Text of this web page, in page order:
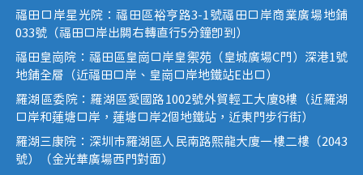
福田口岸星光院：福田區裕亨路3-1號福田口岸商業廣場地鋪
033號（福田口岸出關右轉直行5分鐘即到）
福田皇崗院：福田區皇崗口岸皇禦苑（皇城廣場C門）深港1號
地鋪全層（近福田口岸、皇崗口岸地鐵站E出口）
羅湖區委院：羅湖區愛國路1002號外貿輕工大廈8樓（近羅湖
口岸和蓮塘口岸，蓮塘口岸2個地鐵站，近東門步行街）
羅湖三康院：深圳市羅湖區人民南路熙龍大廈一樓二樓（2043
號）（金光華廣場西門對面）